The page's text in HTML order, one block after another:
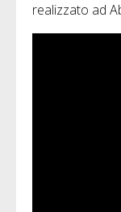
realizzato ad